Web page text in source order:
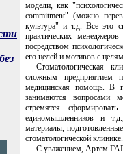
модели, как
commitment" (можно
культура" и т.д. Все это
практических
посредством
его целей и мотивов с
Стоматологическая
сложным предприятием
медицинская помощь. В
занимаются вопросами
стремятся
единомышленников и
материалы,
стоматологической
С уважением, Артем